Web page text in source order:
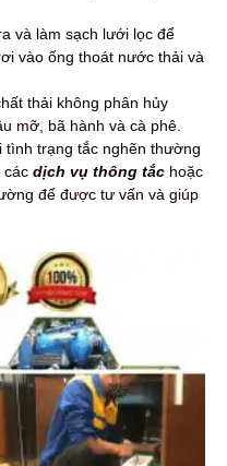
và làm sạch lưới lọc để
vào ống thoát nước thải và
thải không phân hủy
mỡ, bã hành và cà phê.
tình trạng tắc nghẽn thường
các dịch vụ thông tắc hoặc
để được tư vấn và giúp